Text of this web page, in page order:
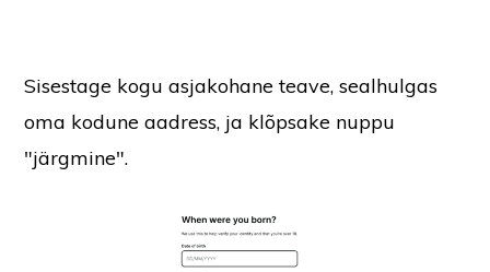
Sisestage kogu asjakohane teave, sealhulgas
oma kodune aadress, ja klõpsake nuppu
"järgmine".